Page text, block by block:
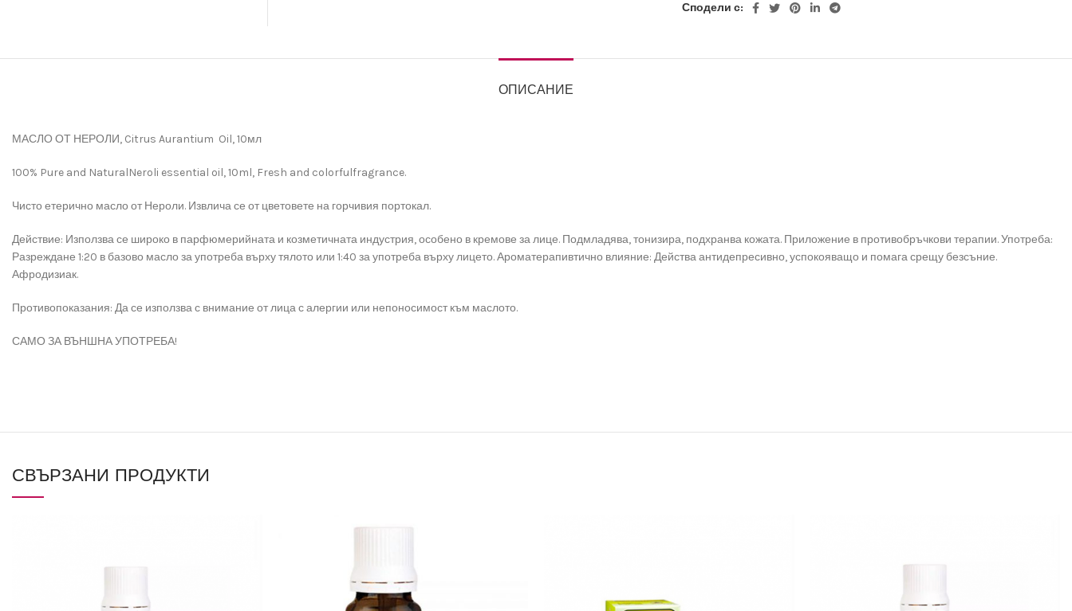
Сподели с:
ОПИСАНИЕ
МАСЛО ОТ НЕРОЛИ, Citrus Aurantium Oil, 10мл
100% Pure and NaturalNeroli essential oil, 10ml, Fresh and colorfulfragrance.
Чисто етерично масло от Нероли. Извлича се от цветовете на горчивия портокал.
Действие: Използва се широко в парфюмерийната и козметичната индустрия, особено в кремове за лице. Подмладява, тонизира, подхранва кожата. Приложение в противобръчкови терапии. Употреба:
Разреждане 1:20 в базово масло за употреба върху тялото или 1:40 за употреба върху лицето. Ароматерапивтично влияние: Действа антидепресивно, успокояващо и помага срещу безсъние.
Афродизиак.
Проти­вопоказания: Да се използва с внимание от лица с алергии или непоносимост към маслото.
САМО ЗА ВЪНШНА УПОТРЕБА!
СВЪРЗАНИ ПРОДУКТИ